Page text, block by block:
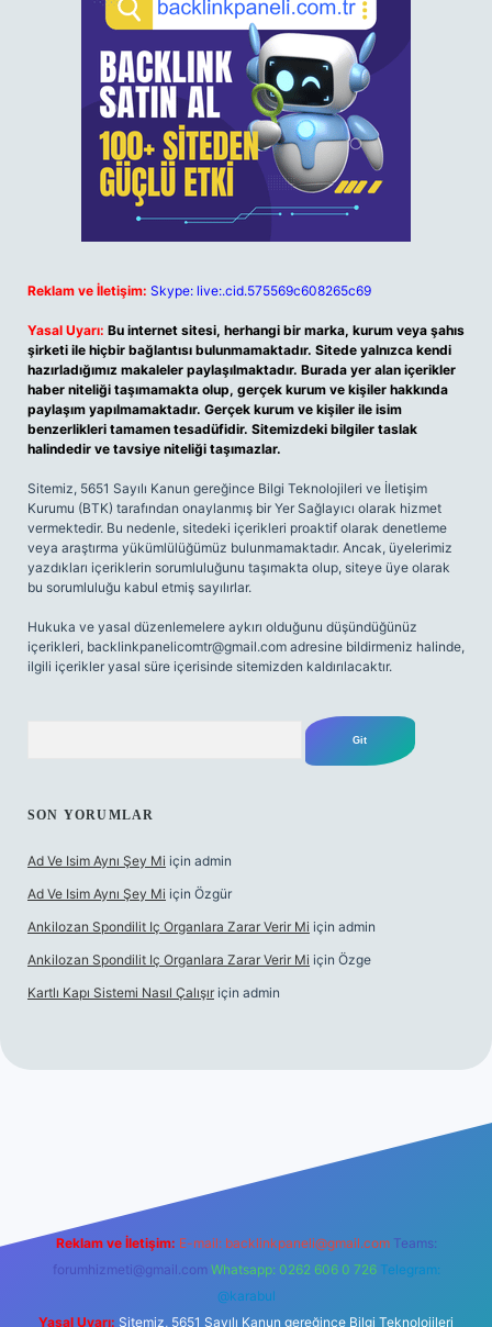
Reklam ve İletişim: Skype: live:.cid.575569c608265c69
Yasal Uyarı: Bu internet sitesi, herhangi bir marka, kurum veya şahıs
şirketi ile hiçbir bağlantısı bulunmamaktadır. Sitede yalnızca kendi
hazırladığımız makaleler paylaşılmaktadır. Burada yer alan içerikler
haber niteliği taşımamakta olup, gerçek kurum ve kişiler hakkında
paylaşım yapılmamaktadır. Gerçek kurum ve kişiler ile isim
benzerlikleri tamamen tesadüfidir. Sitemizdeki bilgiler taslak
halindedir ve tavsiye niteliği taşımazlar.
Sitemiz, 5651 Sayılı Kanun gereğince Bilgi Teknolojileri ve İletişim
Kurumu (BTK) tarafından onaylanmış bir Yer Sağlayıcı olarak hizmet
vermektedir. Bu nedenle, sitedeki içerikleri proaktif olarak denetleme
veya araştırma yükümlülüğümüz bulunmamaktadır. Ancak, üyelerimiz
yazdıkları içeriklerin sorumluluğunu taşımakta olup, siteye üye olarak
bu sorumluluğu kabul etmiş sayılırlar.
Hukuka ve yasal düzenlemelere aykırı olduğunu düşündüğünüz
içerikleri, backlinkpanelicomtr@gmail.com adresine bildirmeniz halinde,
ilgili içerikler yasal süre içerisinde sitemizden kaldırılacaktır.
SON YORUMLAR
Ad Ve Isim Aynı Şey Mi için admin
Ad Ve Isim Aynı Şey Mi için Özgür
Ankilozan Spondilit Iç Organlara Zarar Verir Mi için admin
Ankilozan Spondilit Iç Organlara Zarar Verir Mi için Özge
Kartlı Kapı Sistemi Nasıl Çalışır için admin
Reklam ve İletişim: E-mail: backlinkpaneli@gmail.com Teams:
forumhizmeti@gmail.com Whatsapp: 0262 606 0 726 Telegram:
@karabul
Yasal Uyarı: Sitemiz, 5651 Sayılı Kanun gereğince Bilgi Teknolojileri